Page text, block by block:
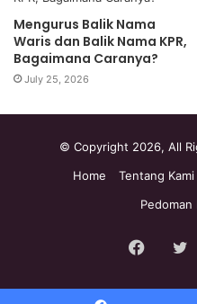
Mengurus Balik Nama
Waris dan Balik Nama KPR,
Bagaimana Caranya?
July 25, 2026
© Copyright 2026, All
Home
Tentang Kami